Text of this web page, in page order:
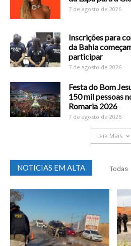
7 de agosto de 2026
Inscrições para
da Bahia
participar
7 de agosto de 2026
Festa do Bom
150 mil pessoas
Romaria 2026
7 de agosto de 2026
Leia Mais
NOTICIAS EM ALTA Todas